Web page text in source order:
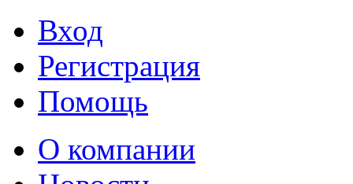
Вход
Регистрация
Помощь
О компании